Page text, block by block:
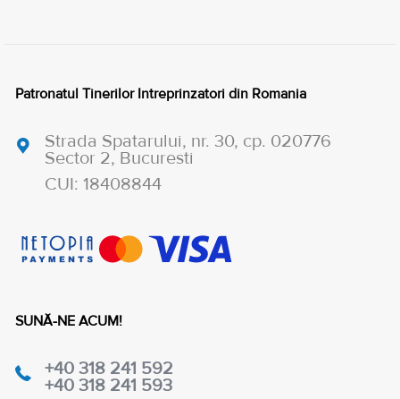
Patronatul Tinerilor Intreprinzatori din Romania
Strada Spatarului, nr. 30, cp. 020776
Sector 2, Bucuresti
CUI: 18408844
SUNĂ-NE ACUM!
+40 318 241 592
+40 318 241 593